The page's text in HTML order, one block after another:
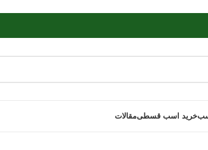
خرید اسب قسطیمقالات